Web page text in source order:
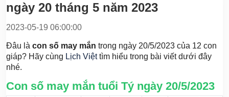
ngày 20 tháng 5 năm 2023
2023-05-19 06:00:00
Đâu là con số may mắn trong ngày 20/5/2023 của 12 con
giáp? Hãy cùng Lịch Việttìm hiểu trong bài viết dưới đây
nhé.
Con số may mắn tuổi Tý ngày 20/5/2023